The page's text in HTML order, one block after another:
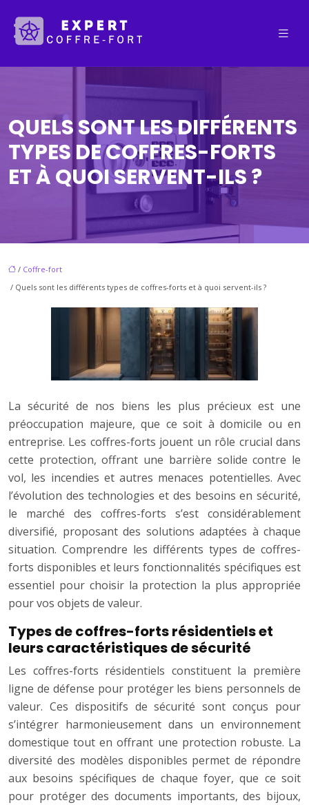
QUELS SONT LES DIFFÉRENTS
TYPES DE COFFRES-FORTS
ET À QUOI SERVENT-ILS ?
/ Coffre-fort
/ Quels sont les différents types de coffres-forts et à quoi servent-ils ?
La sécurité de nos biens les plus précieux est une
préoccupation majeure, que ce soit à domicile ou en
entreprise. Les coffres-forts jouent un rôle crucial dans
cette protection, offrant une barrière solide contre le
vol, les incendies et autres menaces potentielles. Avec
l’évolution des technologies et des besoins en sécurité,
le marché des coffres-forts s’est considérablement
diversifié, proposant des solutions adaptées à chaque
situation. Comprendre les différents types de coffres-
forts disponibles et leurs fonctionnalités spécifiques est
essentiel pour choisir la protection la plus appropriée
pour vos objets de valeur.
Types de coffres-forts résidentiels et
leurs caractéristiques de sécurité
Les coffres-forts résidentiels constituent la première
ligne de défense pour protéger les biens personnels de
valeur. Ces dispositifs de sécurité sont conçus pour
s’intégrer harmonieusement dans un environnement
domestique tout en offrant une protection robuste. La
diversité des modèles disponibles permet de répondre
aux besoins spécifiques de chaque foyer, que ce soit
pour protéger des documents importants, des bijoux,